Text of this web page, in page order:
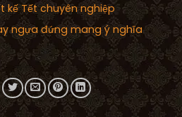
kế Tết chuyên nghiệp
ngựa đứng mang ý nghĩa